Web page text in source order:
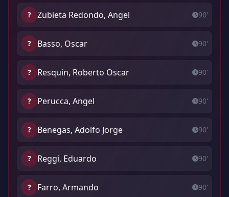
? Zubieta Redondo, Angel 90'
? Basso, Oscar 90'
? Resquin, Roberto Oscar 90'
? Perucca, Angel 90'
? Benegas, Adolfo Jorge 90'
? Reggi, Eduardo 90'
? Farro, Armando 90'